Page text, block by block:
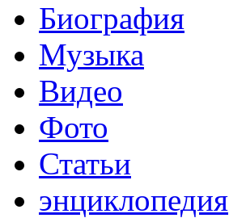
Биография
Музыка
Видео
Фото
Статьи
энциклопедия